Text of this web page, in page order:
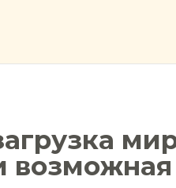
возможная